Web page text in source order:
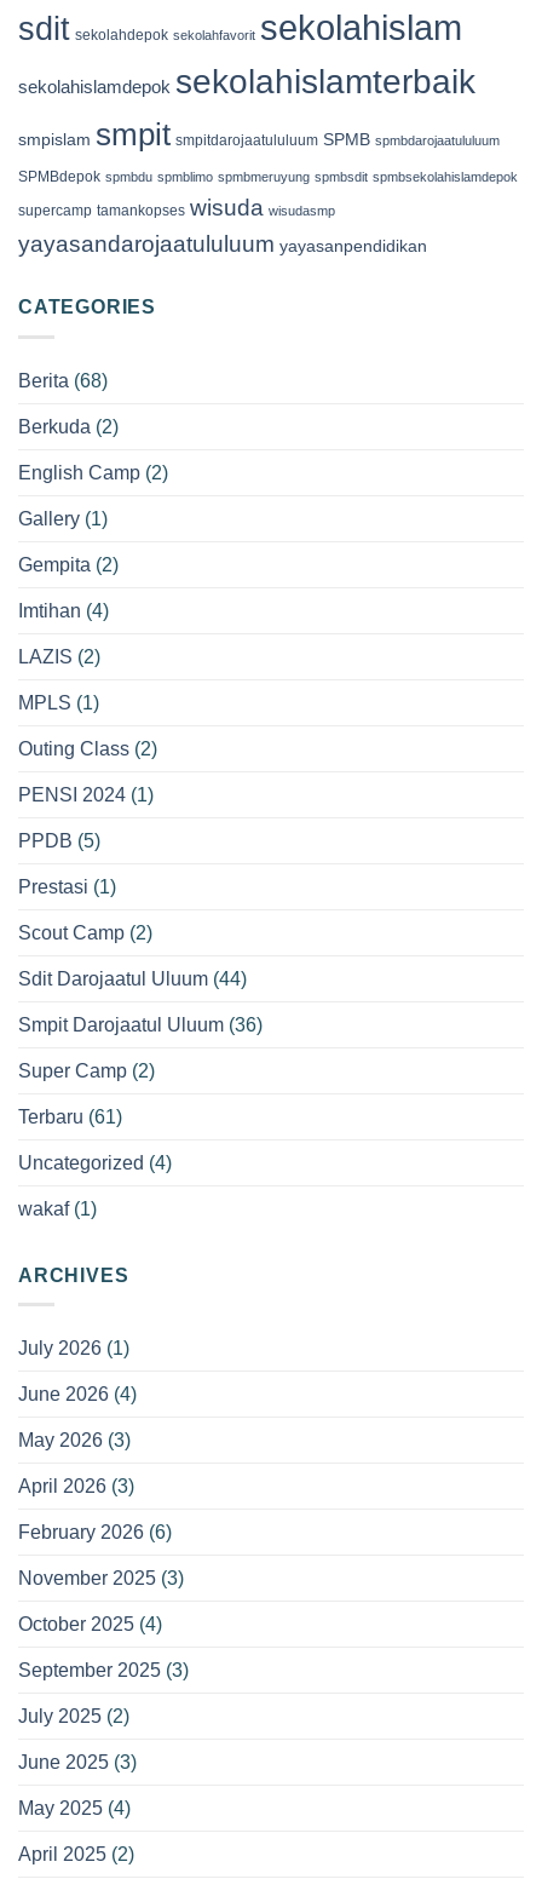
sdit sekolahdepok sekolahfavorit sekolahislam
sekolahislamdepok sekolahislamterbaik
smpislam smpit smpitdarojaatululuum SPMB spmbdarojaatululuum
SPMBdepok spmbdu spmblimo spmbmeruyung spmbsdit spmbsekolahislamdepok
supercamp tamankopses wisuda wisudasmp
yayasandarojaatululuum yayasanpendidikan
CATEGORIES
Berita (68)
Berkuda (2)
English Camp (2)
Gallery (1)
Gempita (2)
Imtihan (4)
LAZIS (2)
MPLS (1)
Outing Class (2)
PENSI 2024 (1)
PPDB (5)
Prestasi (1)
Scout Camp (2)
Sdit Darojaatul Uluum (44)
Smpit Darojaatul Uluum (36)
Super Camp (2)
Terbaru (61)
Uncategorized (4)
wakaf(1)
ARCHIVES
July 2026 (1)
June 2026 (4)
May 2026 (3)
April 2026 (3)
February 2026 (6)
November 2025 (3)
October 2025 (4)
September 2025 (3)
July 2025 (2)
June 2025 (3)
May 2025 (4)
April 2025 (2)